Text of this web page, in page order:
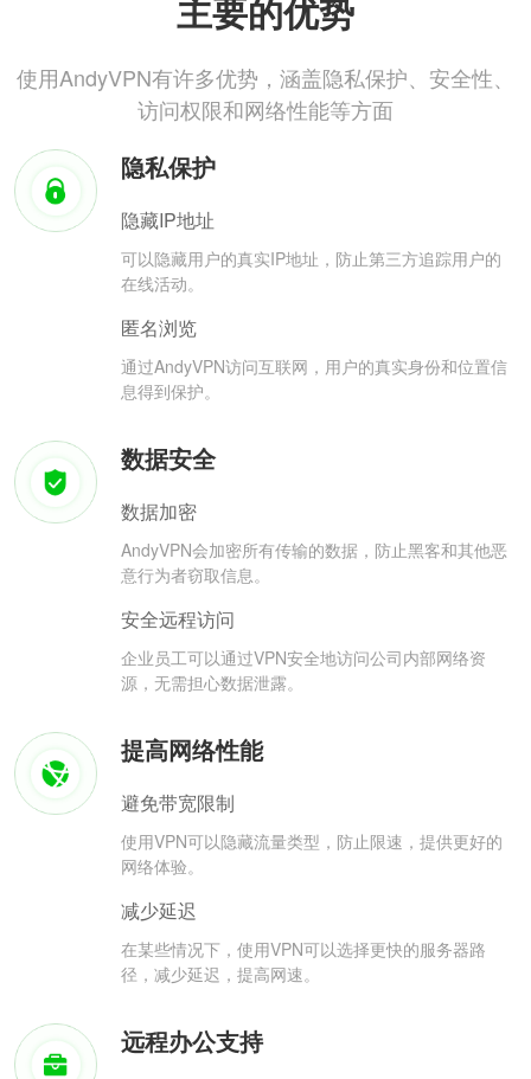
主要的优势
使用AndyVPN有许多优势，涵盖隐私保护、安全性、
访问权限和网络性能等方面
隐私保护
隐藏IP地址
可以隐藏用户的真实IP地址，防止第三方追踪用户的
在线活动。
匿名浏览
通过AndyVPN访问互联网，用户的真实身份和位置信
息得到保护。
数据安全
数据加密
AndyVPN会加密所有传输的数据，防止黑客和其他恶
意行为者窃取信息。
安全远程访问
企业员工可以通过VPN安全地访问公司内部网络资
源，无需担心数据泄露。
提高网络性能
避免带宽限制
使用VPN可以隐藏流量类型，防止限速，提供更好的
网络体验。
减少延迟
在某些情况下，使用VPN可以选择更快的服务器路
径，减少延迟，提高网速。
远程办公支持